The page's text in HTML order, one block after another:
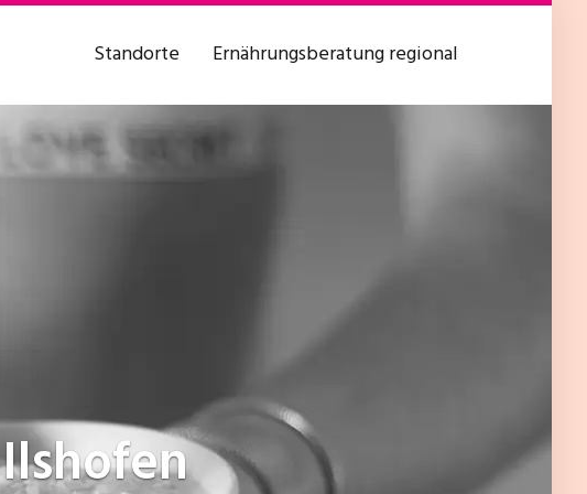
Standorte Ernährungsberatung regional
Ilshofen